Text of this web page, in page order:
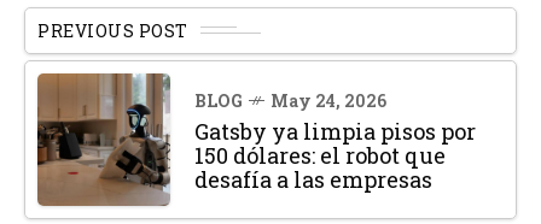
PREVIOUS POST
BLOG May 24, 2026
Gatsby ya limpia pisos por
150 dólares: el robot que
desafía a las empresas